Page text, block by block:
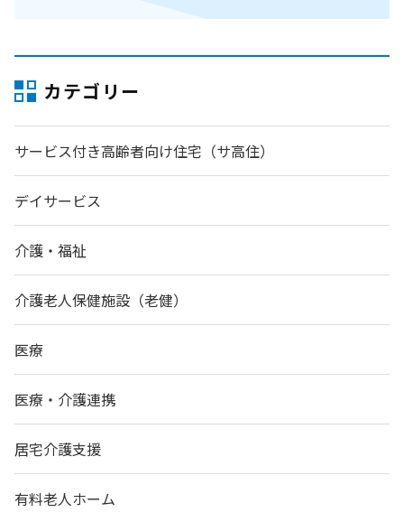
カテゴリー
サービス付き高齢者向け住宅（サ高住）
デイサービス
介護・福祉
介護老人保健施設（老健）
医療
医療・介護連携
居宅介護支援
有料老人ホーム